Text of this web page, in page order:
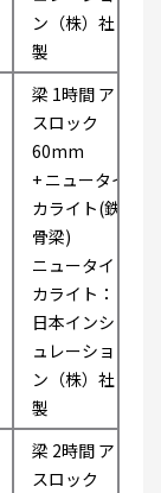
ン（株）社
製
梁 1時間 ア
スロック
60mm
+ ニュータイ
カライト(鉄
骨梁)
ニュータイ
カライト：
日本インシ
ュレーショ
ン（株）社
製
梁 2時間 ア
スロック